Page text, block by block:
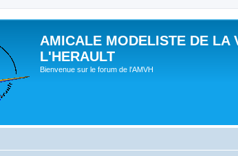
AMICALE MODELISTE DE LA
L'HERAULT
Bienvenue sur le forum de l'AMVH